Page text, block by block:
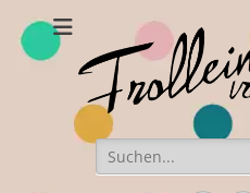
Handgefertigte Hüte und
Suchen
nach: